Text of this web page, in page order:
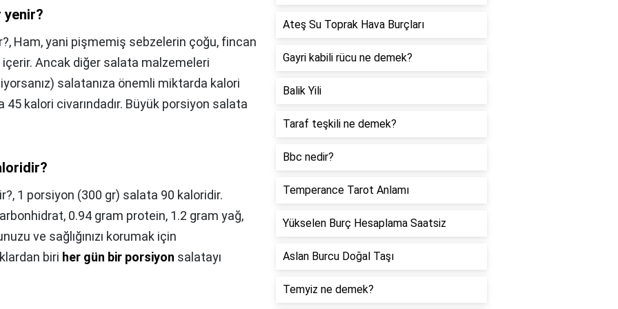
yenir?
Ham, yani pişmemiş sebzelerin çoğu, fincan
içerir. Ancak diğer salata malzemeleri
salatanıza önemli miktarda kalori
kalori civarındadır. Büyük porsiyon salata
1 porsiyon (300 gr) salata 90 kaloridir.
0.94 gram protein, 1.2 gram yağ,
ve sağlığınızı korumak için
biri her gün bir porsiyon salatayı
Ateş Su Toprak Hava Burçları
Gayri kabili rücu ne demek?
Balik Yili
Taraf teşkili ne demek?
Bbc nedir?
Temperance Tarot Anlamı
Yükselen Burç Hesaplama Saatsiz
Aslan Burcu Doğal Taşı
Temyiz ne demek?